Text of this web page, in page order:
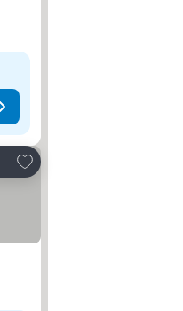
Dodaj do ulubionych